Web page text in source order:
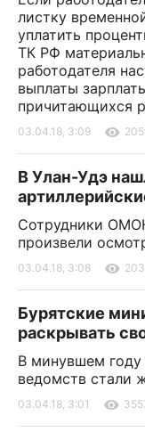
листку
уплатить
ТК РФ
работодателя
выплаты
причитающихся
03.04.18, 3:09
В Улан-Удэ
Сотрудники
произвели
03.04.18, 3:08
Бурятские
раскрывать
В минувшем году
ведомств стали
03.04.18, 3:01